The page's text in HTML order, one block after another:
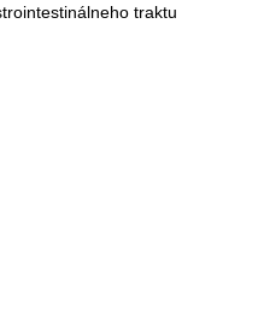
traktu